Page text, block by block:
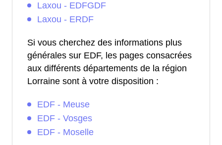
Laxou - EDFGDF
Laxou - ERDF
Si vous cherchez des informations plus
générales sur EDF, les pages consacrées
aux différents départements de la région
Lorraine sont à votre disposition :
EDF - Meuse
EDF - Vosges
EDF - Moselle